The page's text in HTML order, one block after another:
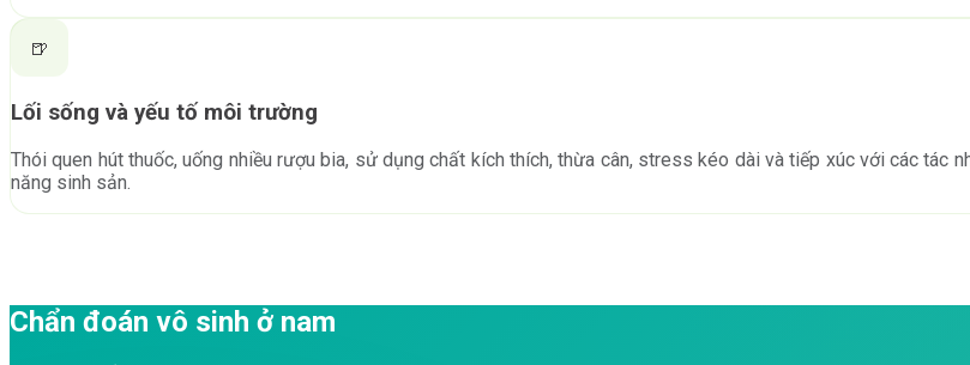
🍺
Lối sống và yếu tố môi trường
Thói quen hút thuốc, uống nhiều rượu bia, sử dụng chất kích thích, thừa cân, stress kéo dài và tiếp xúc với các
năng sinh sản.
Chẩn đoán vô sinh ở nam